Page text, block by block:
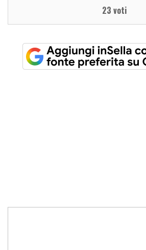
23 voti